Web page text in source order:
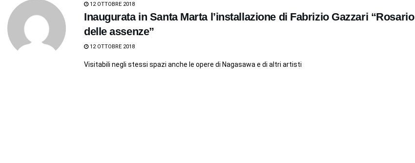
12 OTTOBRE 2018
Inaugurata in Santa Marta l’installazione di Fabrizio Gazzari “Rosario
delle assenze”
12 OTTOBRE 2018
Visitabili negli stessi spazi anche le opere di Nagasawa e di altri artisti